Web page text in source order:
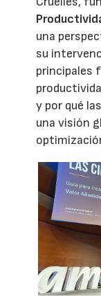
una
su
principales
y por qué
una visión